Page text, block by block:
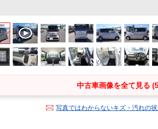
中古車画像を全て見る
写真ではわからないキズ・汚れの